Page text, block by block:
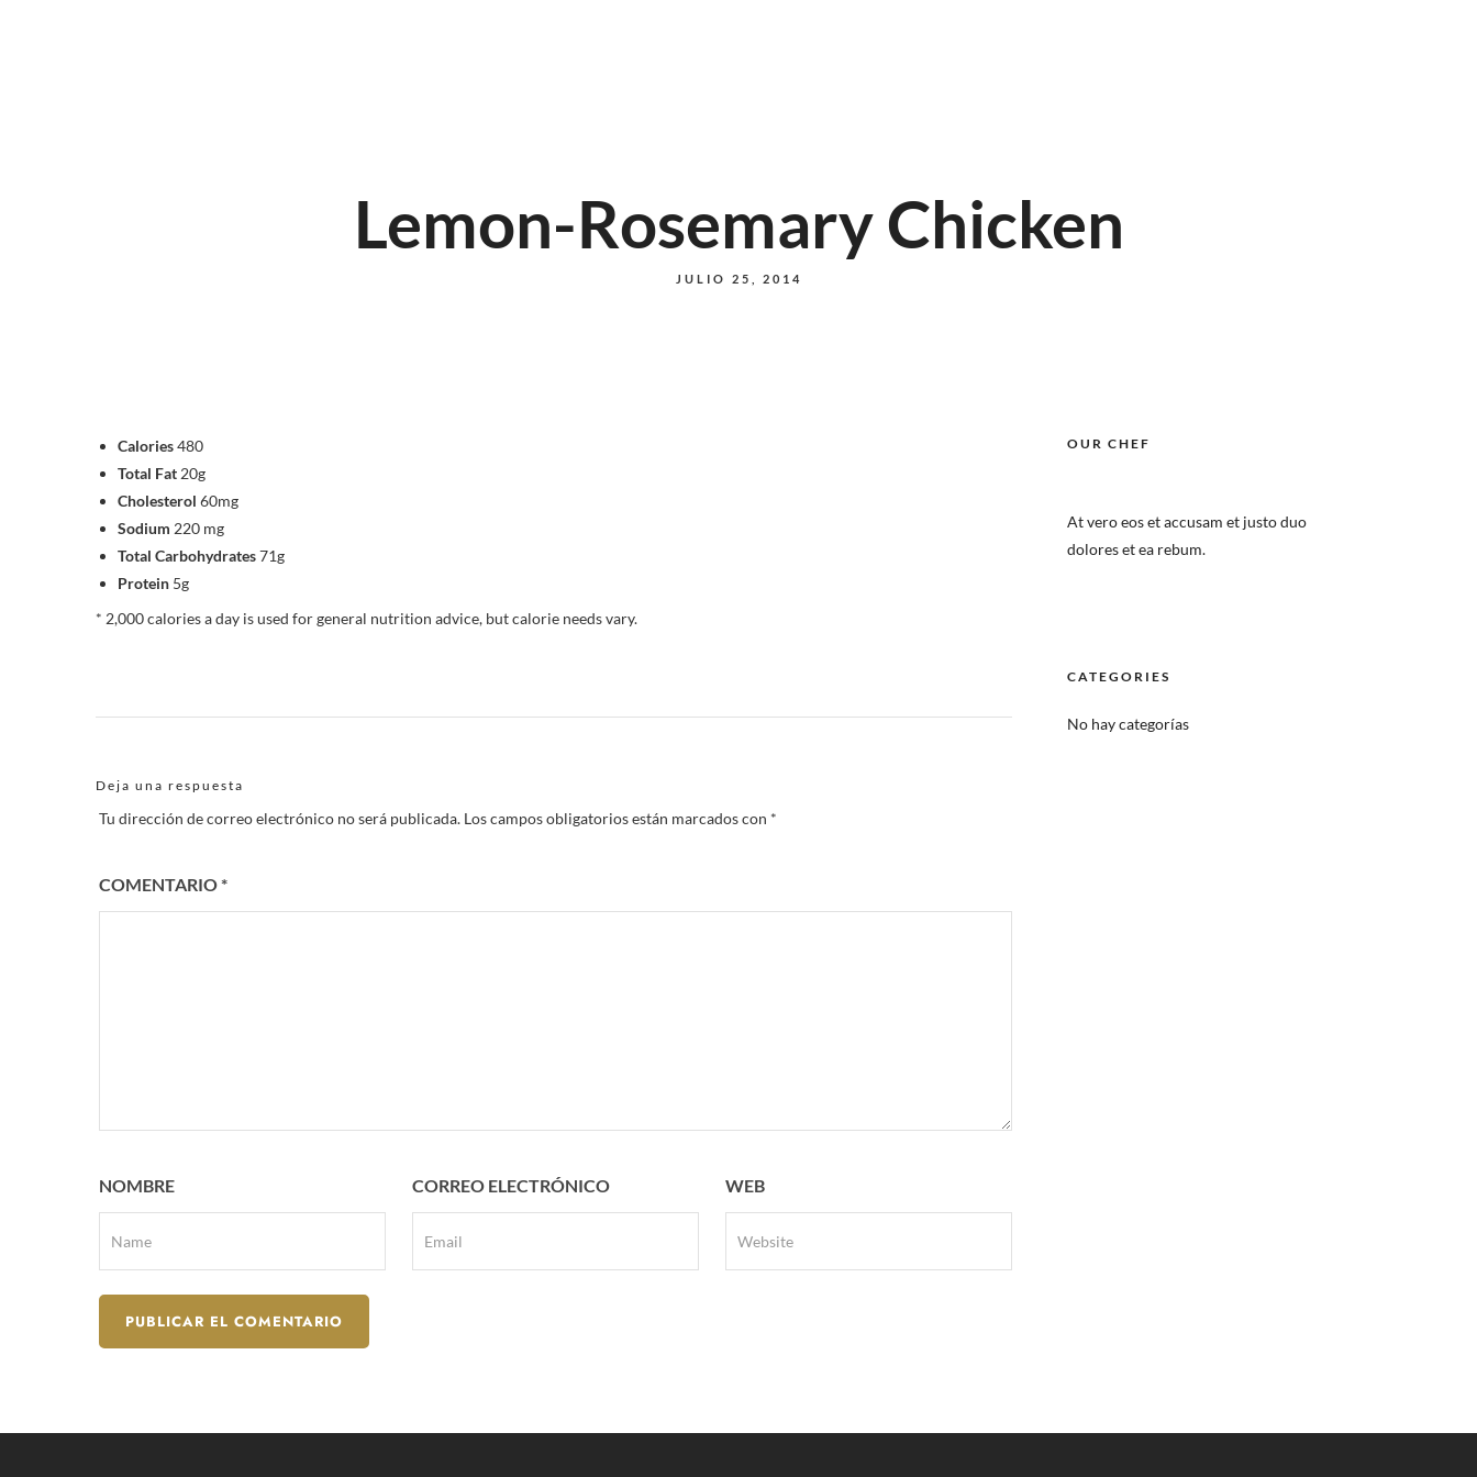
Lemon-Rosemary Chicken
JULIO 25, 2014
Calories480
Total Fat 20g
Cholesterol 60mg
Sodium 220 mg
Total Carbohydrates71g
Protein 5g
* 2,000 calories a day is used for general nutrition advice, but calorie needs vary.
Deja una respuesta
Tu dirección de correo electrónico no será publicada. Los campos obligatorios están marcados con *
COMENTARIO*
NOMBRE CORREO ELECTRÓNICO WEB
OUR CHEF
At vero eos et accusam et justo duo
dolores et ea rebum.
CATEGORIES
No hay categorías